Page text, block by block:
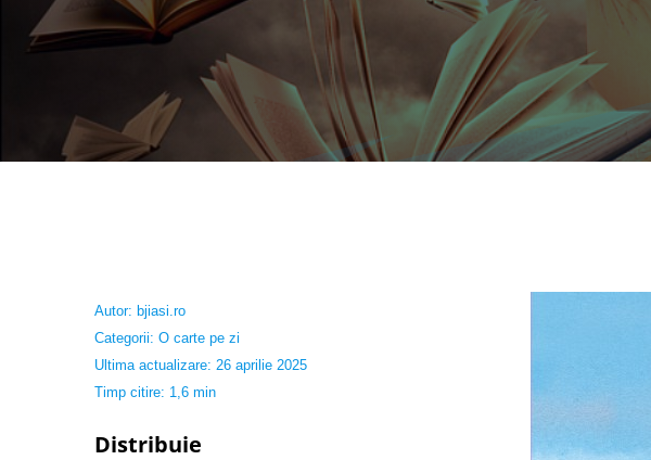
Autor: bjiasi.ro
Categorii: O carte pe zi
Ultima actualizare: 26 aprilie 2025
Timp citire: 1,6 min
Distribuie